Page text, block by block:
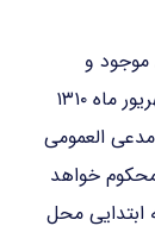
موجود و
مطابق مقررات قانون تجارت راجع به ثبت و تطبیق تشکیلات خود با قانون مزبور عمل نکرده اند باید تا آخر شهریور ماه ۱۳۱۰
العمومی
خواهد
محل